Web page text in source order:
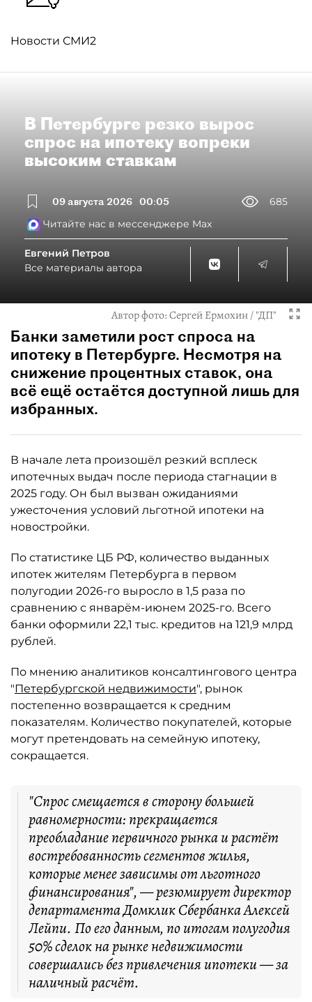
Новости СМИ2
В Петербурге резко вырос
спрос на ипотеку вопреки
высоким ставкам
09 августа 2026 00:05
685
Читайте нас в мессенджере Max
Евгений Петров
Все материалы автора
Автор фото:Сергей Ермохин / "ДП"
Банки заметили рост спроса на
ипотеку в Петербурге. Несмотря на
снижение процентных ставок, она
всё ещё остаётся доступной лишь для
избранных.
В начале лета произошёл резкий всплеск
ипотечных выдач после периода стагнации в
2025 году. Он был вызван ожиданиями
ужесточения условий льготной ипотеки на
новостройки.
По статистике ЦБ РФ, количество выданных
ипотек жителям Петербурга в первом
полугодии 2026-го выросло в 1,5 раза по
сравнению с январём-июнем 2025-го. Всего
банки оформили 22,1 тыс. кредитов на 121,9 млрд
рублей.
По мнению аналитиков консалтингового центра
"Петербургской недвижимости", рынок
постепенно возвращается к средним
показателям. Количество покупателей, которые
могут претендовать на семейную ипотеку,
сокращается.
"Спрос смещается в сторону большей
равномерности: прекращается
преобладание первичного рынка и растёт
востребованность сегментов жилья,
которые менее зависимы от льготного
финансирования", — резюмирует директор
департамента Домклик Сбербанка Алексей
Лейпи. По его данным, по итогам полугодия
50% сделок на рынке недвижимости
совершались без привлечения ипотеки — за
наличный расчёт.